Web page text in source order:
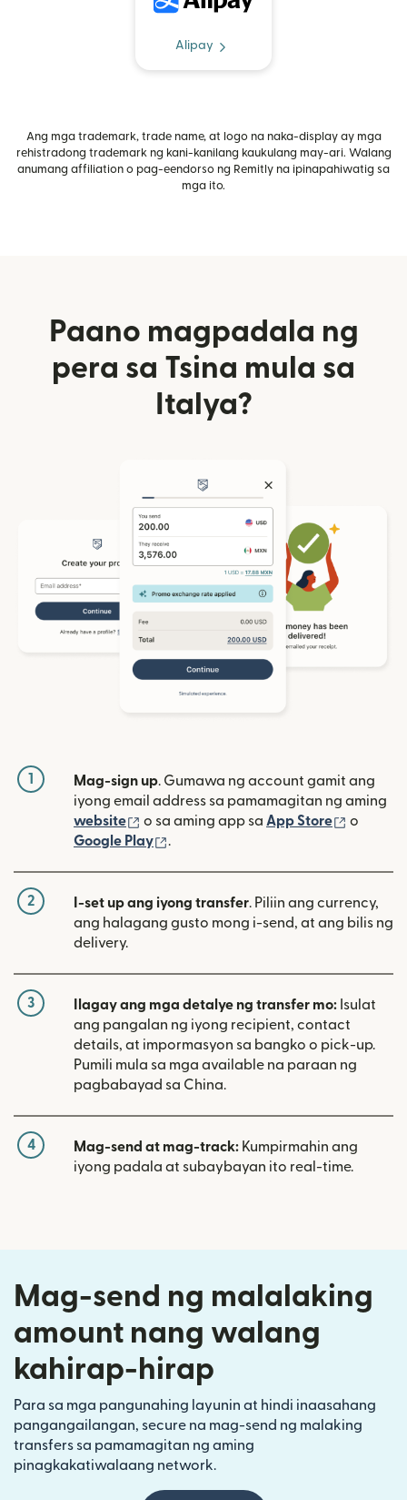
Alipay
Ang mga trademark, trade name, at logo na naka-display ay mga
rehistradong trademark ng kani-kanilang kaukulang may-ari. Walang
anumang affiliation o pag-eendorso ng Remitly na ipinapahiwatig sa
mga ito.
Paano magpadala ng
pera sa Tsina mula sa
Italya?
1 Mag-sign up. Gumawa ng account gamit ang
iyong email address sa pamamagitan ng aming
website
(bubukas sa bagong window)
o sa aming app sa App Store
o
Google Play
(bubukas sa bagong window)
.
2 I-set up ang iyong transfer. Piliin ang currency,
ang halagang gusto mong i-send, at ang bilis ng
delivery.
3 Ilagay ang mga detalye ng transfer mo: Isulat
ang pangalan ng iyong recipient, contact
details, at impormasyon sa bangko o pick-up.
Pumili mula sa mga available na paraan ng
pagbabayad sa China.
4 Mag-send at mag-track: Kumpirmahin ang
iyong padala at subaybayan ito real-time.
Mag-send ng malalaking
amount nang walang
kahirap-hirap
Para sa mga pangunahing layunin at hindi inaasahang
pangangailangan, secure na mag-send ng malaking
transfers sa pamamagitan ng aming
pinagkakatiwalaang network.